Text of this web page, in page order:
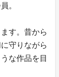
。
す。昔から
守りながら
な作品を目